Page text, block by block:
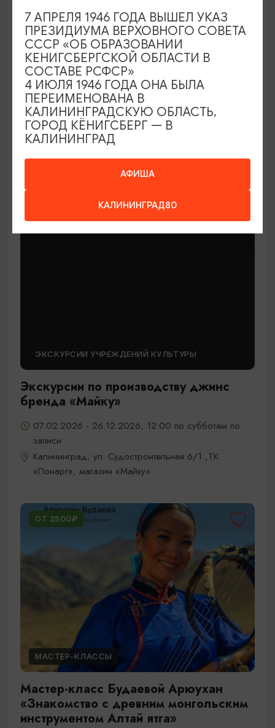
МАСТЕР-КЛАССЫ
Мастер-классы по керамике Елены
Бодяковой
Калининград, ул. Баранова, 45
ЭКСКУРСИИ УЧРЕЖДЕНИЙ КУЛЬТУРЫ
Экскурсии по производству джинс
бренда «Майку»
07.02.2026 - 26.12.2026, 12:00 по субботам по
записи
Калининград, ул. Судостроительная 6/1 ,ТК
«Понарт», магазин «Майку»
ОТ 2500₽
МАСТЕР-КЛАССЫ
Мастер-класс Будаевой Арюухан
«Знакомство с древним монгольским
инструментом Алтай ятга»
АФИША
КАЛИНИНГРАД80
7 АПРЕЛЯ 1946 ГОДА ВЫШЕЛ УКАЗ
ПРЕЗИДИУМА ВЕРХОВНОГО СОВЕТА
СССР «ОБ ОБРАЗОВАНИИ
КЕНИГСБЕРГСКОЙ ОБЛАСТИ В
СОСТАВЕ РСФСР»
4 ИЮЛЯ 1946 ГОДА ОНА БЫЛА
ПЕРЕИМЕНОВАНА В
КАЛИНИНГРАДСКУЮ ОБЛАСТЬ,
ГОРОД КЁНИГСБЕРГ — В
КАЛИНИНГРАД